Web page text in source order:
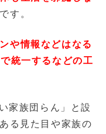
です。
や情報などはなる
統一するなどの工
家族団らん」と設
る見た目や家族の